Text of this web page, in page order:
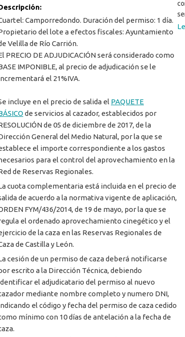
Camporredondo. Duración del permiso: 1 día.
del lote a efectos fiscales: Ayuntamiento
Velilla de Río Carrión.
PRECIO DE ADJUDICACIÓN será considerado como
IMPONIBLE, al precio de adjudicación se le
el 21%IVA.
incluye en el precio de salida el PAQUETE
de servicios al cazador, establecidos por
de 05 de diciembre de 2017, de la
General del Medio Natural, por la que se
el importe correspondiente a los gastos
para el control del aprovechamiento en la
de Reservas Regionales.
cuota complementaria está incluida en el precio de
de acuerdo a la normativa vigente de aplicación,
FYM/436/2014, de 19 de mayo, por la que se
el ordenado aprovechamiento cinegético y el
de la caza en las Reservas Regionales de
de Castilla y León.
cesión de un permiso de caza deberá notificarse
escrito a la Dirección Técnica, debiendo
el adjudicatario del permiso al nuevo
mediante nombre completo y numero DNI,
el código y fecha del permiso de caza cedido
mínimo con 10 días de antelación a la fecha de